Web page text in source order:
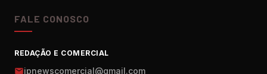
FALE CONOSCO
REDAÇÃO E COMERCIAL
jpnewscomercial@gmail.com